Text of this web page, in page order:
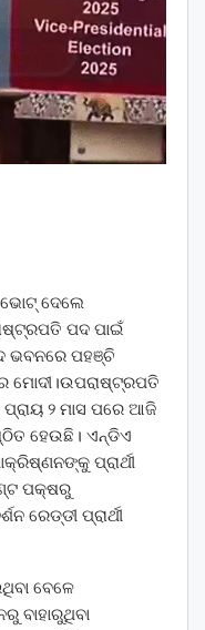
ଦେଲେ
ପଦ ପାଇଁ
ଭବନରେ ପହଞ୍ଚି
ମୋଦୀ।ଉପରାଷ୍ଟ୍ରପତି
୨ ମାସ ପରେ ଆଜି
ହେଉଛି। ଏନ୍‌ଡିଏ
ପ୍ରାର୍ଥୀ
ପକ୍ଷରୁ
ରେଡ୍ଡୀ ପ୍ରାର୍ଥୀ
ବେଳେ
ବାହାରୁଥିବା